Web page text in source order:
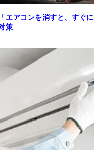
アコンを消すと、すぐに
策